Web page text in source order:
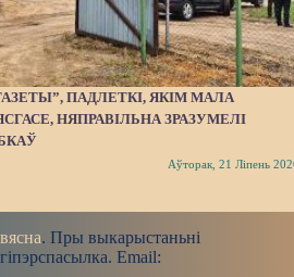
ПАДЛЕТКІ, ЯКІМ МАЛА
НЯПРАВІЛЬНА ЗРАЗУМЕЛІ
Аўторак, 21 Ліпень
. Пры выкарыстаньні
Email: